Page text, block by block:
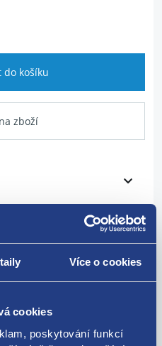
Více o cookies
cookies
poskytování funkcí
do košíku
zboží